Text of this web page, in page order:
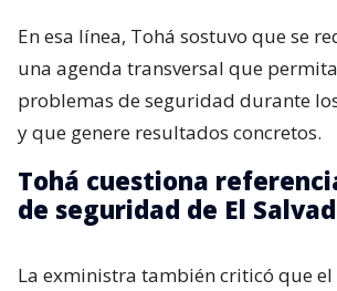
En esa línea, Tohá sostuvo que se
una agenda transversal que
problemas de seguridad durante
y que genere resultados concretos.
Tohá cuestiona
de seguridad de El
La exministra también criticó que